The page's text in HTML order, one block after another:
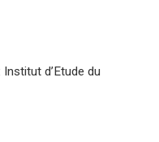
d’Etude du